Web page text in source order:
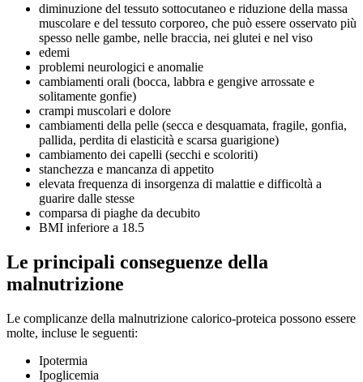
diminuzione del tessuto sottocutaneo e riduzione della massa
muscolare e del tessuto corporeo, che può essere osservato più
spesso nelle gambe, nelle braccia, nei glutei e nel viso
edemi
problemi neurologici e anomalie
cambiamenti orali (bocca, labbra e gengive arrossate e
solitamente gonfie)
crampi muscolari e dolore
cambiamenti della pelle (secca e desquamata, fragile, gonfia,
pallida, perdita di elasticità e scarsa guarigione)
cambiamento dei capelli (secchi e scoloriti)
stanchezza e mancanza di appetito
elevata frequenza di insorgenza di malattie e difficoltà a
guarire dalle stesse
comparsa di piaghe da decubito
BMI inferiore a 18.5
Le principali conseguenze della
malnutrizione
Le complicanze della malnutrizione calorico-proteica possono essere
molte, incluse le seguenti:
Ipotermia
Ipoglicemia